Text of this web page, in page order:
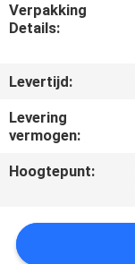
OM EEN
CITAAT
SITEMAP
PRIVACY
POLICY
Verpakking
Details:
Levertijd:
Levering
vermogen:
Hoogtepunt: